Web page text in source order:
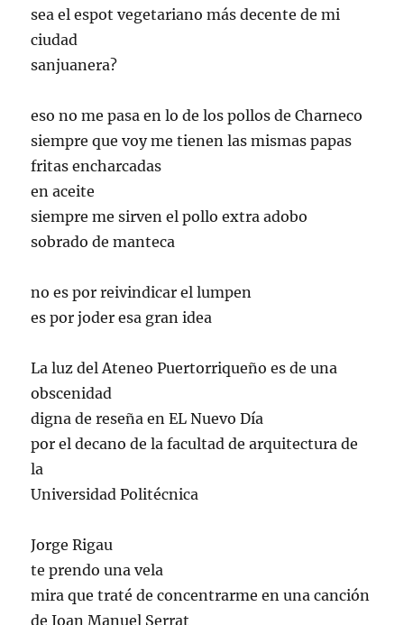
sea el espot vegetariano más decente de mi
ciudad
sanjuanera?
eso no me pasa en lo de los pollos de Charneco
siempre que voy me tienen las mismas papas
fritas encharcadas
en aceite
siempre me sirven el pollo extra adobo
sobrado de manteca
no es por reivindicar el lumpen
es por joder esa gran idea
La luz del Ateneo Puertorriqueño es de una
obscenidad
digna de reseña en EL Nuevo Día
por el decano de la facultad de arquitectura de
la
Universidad Politécnica
Jorge Rigau
te prendo una vela
mira que traté de concentrarme en una canción
de Joan Manuel Serrat